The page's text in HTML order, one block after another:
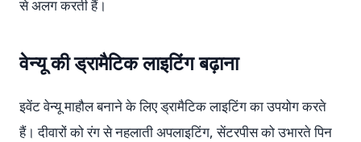
से अलग करती हैं।
वेन्यू की ड्रामैटिक लाइटिंग बढ़ाना
इवेंट वेन्यू माहौल बनाने के लिए ड्रामैटिक लाइटिंग का उपयोग करते
हैं। दीवारों को रंग से नहलाती अपलाइटिंग, सेंटरपीस को उभारते पिन